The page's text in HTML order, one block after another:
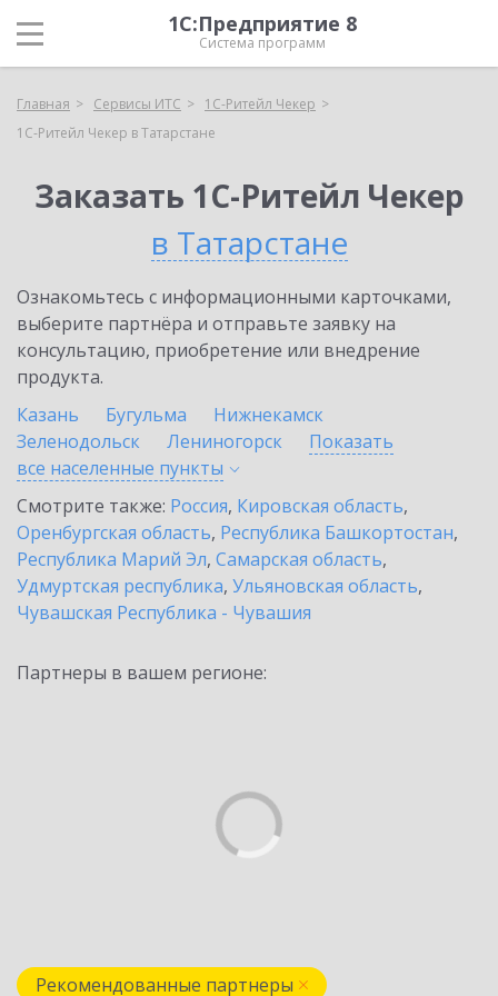
1С:Предприятие 8
Система программ
Главная Сервисы ИТС
1C-Ритейл Чекер
1C-Ритейл Чекер в Татарстане
Заказать 1C-Ритейл Чекер
в Татарстане
Ознакомьтесь с информационными карточками,
выберите партнёра и отправьте заявку на
консультацию, приобретение или внедрение
продукта.
Казань
Бугульма
Нижнекамск
Зеленодольск
Лениногорск
Показать
все населенные пункты
Смотрите также: Россия, Кировская область,
Оренбургская область, Республика Башкортостан,
Республика Марий Эл, Самарская область,
Удмуртская республика, Ульяновская область,
Чувашская Республика - Чувашия
Партнеры в вашем регионе:
Рекомендованные партнеры